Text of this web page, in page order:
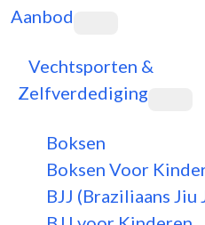
Aanbod
Vechtsporten &
Zelfverdediging
Boksen
Boksen Voor
BJJ (Braziliaans Jiu